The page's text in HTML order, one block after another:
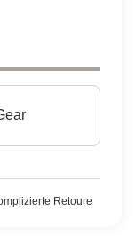
Retoure